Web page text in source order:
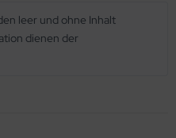
leer und ohne Inhalt
dienen der